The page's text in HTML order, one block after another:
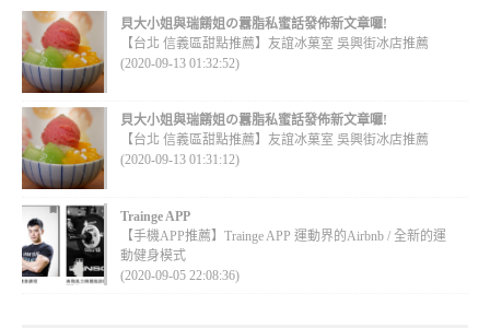
貝大小姐與瑞餚姐の囂脂私蜜話發佈新文章囉!
【台北 信義區甜點推薦】友誼冰菓室 吳興街冰店推薦
(2020-09-13 01:32:52)
貝大小姐與瑞餚姐の囂脂私蜜話發佈新文章囉!
【台北 信義區甜點推薦】友誼冰菓室 吳興街冰店推薦
(2020-09-13 01:31:12)
Trainge APP
【手機APP推薦】Trainge APP 運動界的Airbnb / 全新的運
動健身模式
(2020-09-05 22:08:36)